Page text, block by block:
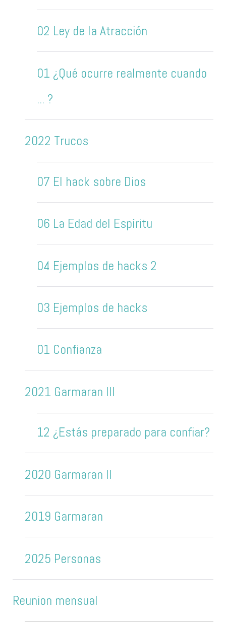
02 Ley de la Atracción
01 ¿Qué ocurre realmente cuando
... ?
2022 Trucos
07 El hack sobre Dios
06 La Edad del Espíritu
04 Ejemplos de hacks 2
03 Ejemplos de hacks
01 Confianza
2021 Garmaran III
12 ¿Estás preparado para confiar?
2020 Garmaran II
2019 Garmaran
2025 Personas
Reunion mensual